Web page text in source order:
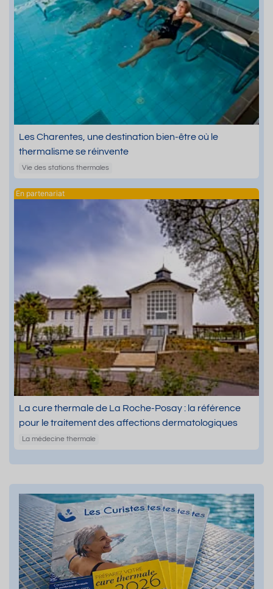
Les Charentes, une destination bien-être où le
thermalisme se réinvente
Vie des stations thermales
La cure thermale de La Roche-Posay : la référence
pour le traitement des affections dermatologiques
La médecine thermale